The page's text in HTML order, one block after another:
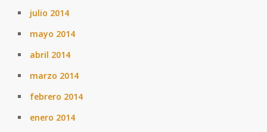
julio 2014
mayo 2014
abril 2014
marzo 2014
febrero 2014
enero 2014